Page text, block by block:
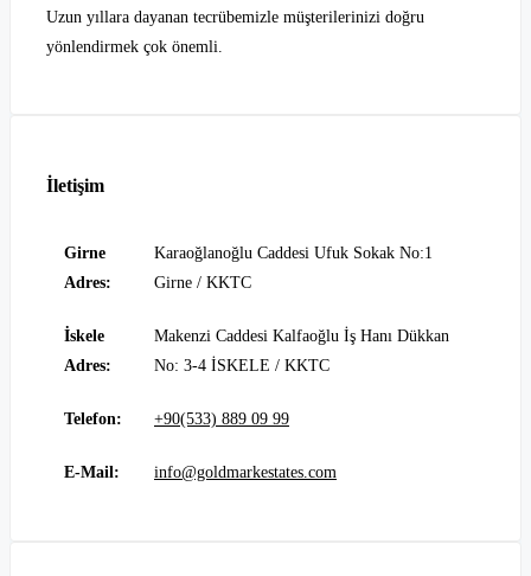
Uzun yıllara dayanan tecrübemizle müşterilerinizi doğru
yönlendirmek çok önemli.
İletişim
Girne
Adres:
Karaoğlanoğlu Caddesi Ufuk Sokak No:1
Girne / KKTC
İskele
Adres:
Makenzi Caddesi Kalfaoğlu İş Hanı Dükkan
No: 3-4 İSKELE / KKTC
Telefon: +90(533) 889 09 99
E-Mail: info@goldmarkestates.com